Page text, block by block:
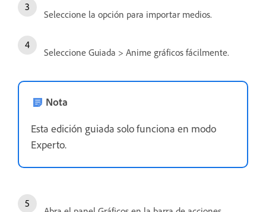
Seleccione la opción para importar medios.
Seleccione Guiada > Anime gráficos fácilmente.
Nota
Esta edición guiada solo funciona en modo
Experto.